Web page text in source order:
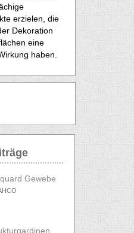
erzielen, die
Dekoration
eine
haben.
Gewebe